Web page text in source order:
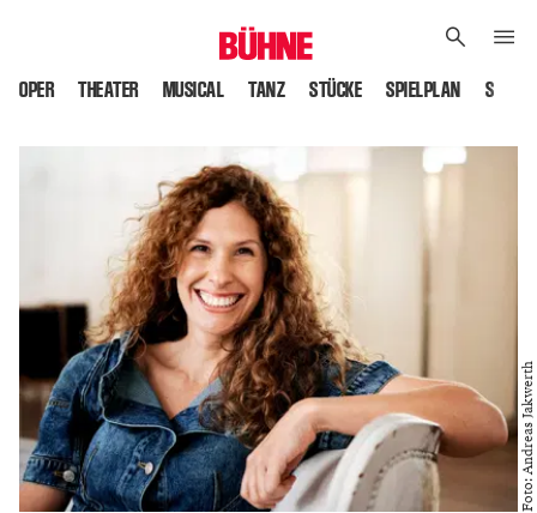
OPER THEATER MUSICAL TANZ STÜCKE SPIELPLAN
Foto: Andreas Jakwerth